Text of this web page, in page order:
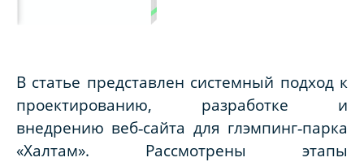
В статье представлен системный подход к
проектированию, разработке и
внедрению веб‑сайта для глэмпинг‑парка
«Халтам». Рассмотрены этапы